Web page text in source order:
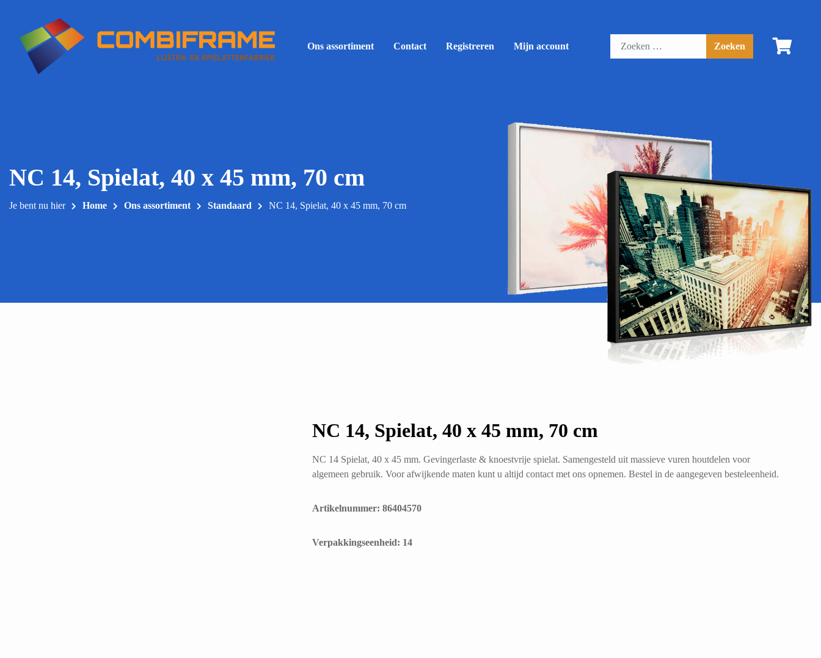
inhoud
Ons assortiment Contact Registreren Mijn account
NC 14, Spielat, 40 x 45 mm, 70 cm
Je bent nu hier Home Ons assortiment Standaard NC 14, Spielat, 40 x 45 mm, 70 cm
NC 14, Spielat, 40 x 45 mm, 70 cm
NC 14 Spielat, 40 x 45 mm. Gevingerlaste & knoestvrije spielat. Samengesteld uit massieve vuren houtdelen voor
algemeen gebruik. Voor afwijkende maten kunt u altijd contact met ons opnemen. Bestel in de aangegeven besteleenheid.
Artikelnummer: 86404570
​Verpakkingseenheid: 14